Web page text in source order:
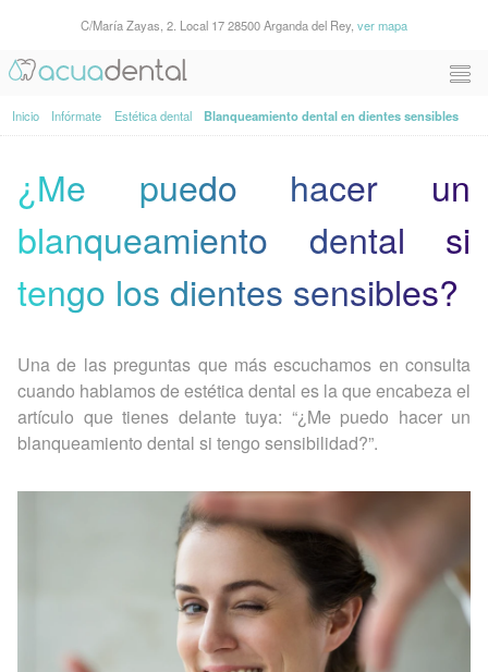
C/María Zayas, 2. Local 17 28500 Arganda del Rey, ver mapa
Inicio Infórmate Estética dental Blanqueamiento dental en dientes sensibles
¿Me puedo hacer un
blanqueamiento dental si
tengo los dientes sensibles?
Una de las preguntas que más escuchamos en consulta
cuando hablamos de estética dental es la que encabeza el
artículo que tienes delante tuya: “¿Me puedo hacer un
blanqueamiento dental si tengo sensibilidad?”.